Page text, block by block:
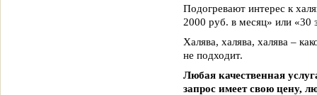
Подогревают интерес к
2000 руб. в месяц» или «30
Халява, халява, халява –
не подходит.
Любая качественная
запрос имеет свою цену,